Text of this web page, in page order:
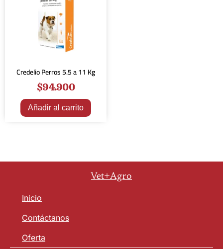
Credelio Perros 5.5 a 11 Kg
$94.900
Añadir al carrito
Vet+Agro
Inicio
Contáctanos
Oferta